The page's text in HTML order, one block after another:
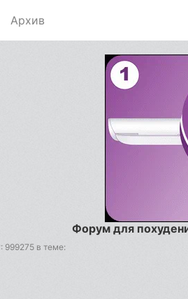
Архив
Форум для
в теме: